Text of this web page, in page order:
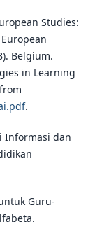
Studies:
Belgium.
in Learning
.
Informasi dan
Guru-